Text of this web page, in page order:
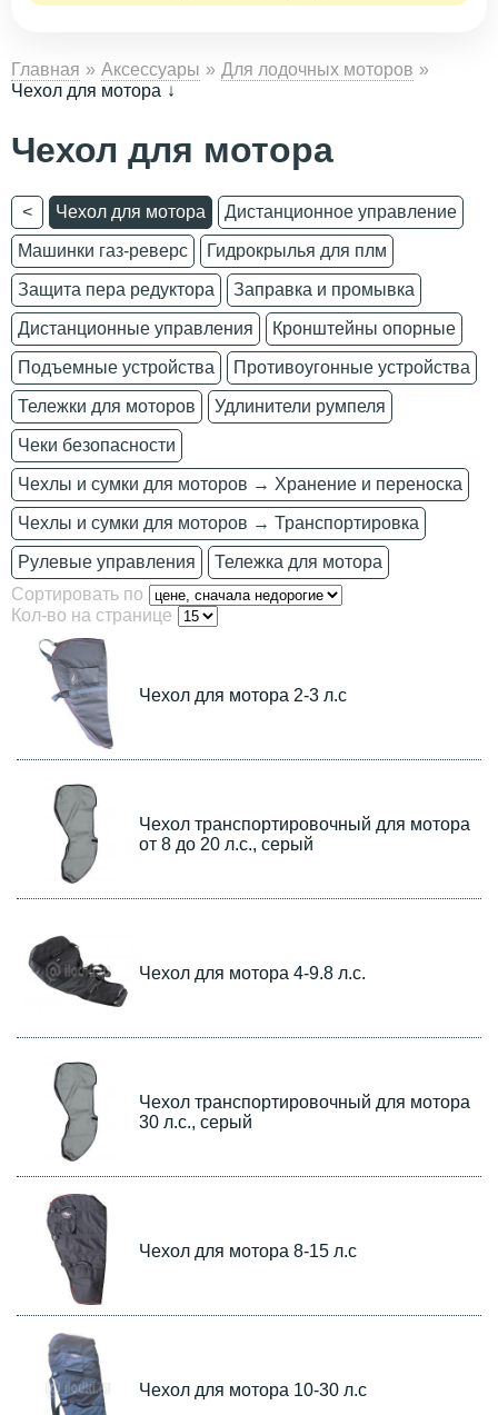
Главная Аксессуары
Для лодочных моторов
Чехол для мотора
Чехол для мотора
< Чехол для мотора Дистанционное управление
Машинки газ-реверс Гидрокрылья для плм
Защита пера редуктора Заправка и промывка
Дистанционные управления Кронштейны опорные
Подъемные устройства Противоугонные устройства
Тележки для моторов Удлинители румпеля
Чеки безопасности
Чехлы и сумки для моторов → Хранение и переноска
Чехлы и сумки для моторов → Транспортировка
Рулевые управления
Тележка для мотора
Сортировать по
Кол-во на странице
Чехол для мотора 2-3 л.с
Чехол транспортировочный для мотора
от 8 до 20 л.с., серый
Чехол для мотора 4-9.8 л.с.
Чехол транспортировочный для мотора
30 л.с., серый
Чехол для мотора 8-15 л.с
Чехол для мотора 10-30 л.с